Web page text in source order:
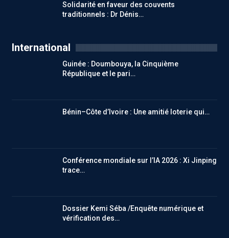
Solidarité en faveur des couvents
traditionnels : Dr Dénis…
International
Guinée : Doumbouya, la Cinquième
République et le pari…
Bénin–Côte d’Ivoire : Une amitié loterie qui…
Conférence mondiale sur l’IA 2026 : Xi Jinping
trace…
Dossier Kemi Séba /Enquête numérique et
vérification des…